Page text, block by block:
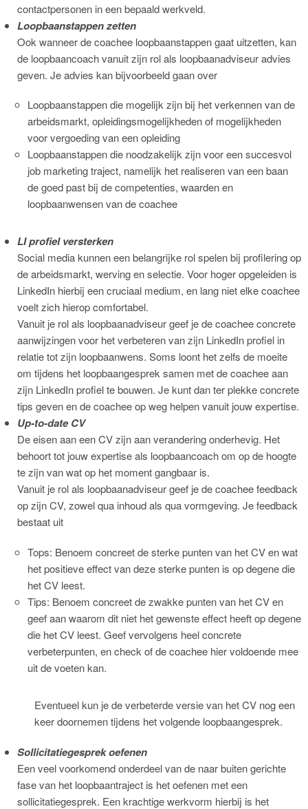
contactpersonen in een bepaald werkveld.
Loopbaanstappen zetten
Ook wanneer de coachee loopbaanstappen gaat uitzetten, kan
de loopbaancoach vanuit zijn rol als loopbaanadviseur advies
geven. Je advies kan bijvoorbeeld gaan over
Loopbaanstappen die mogelijk zijn bij het verkennen van de
arbeidsmarkt, opleidingsmogelijkheden of mogelijkheden
voor vergoeding van een opleiding
Loopbaanstappen die noodzakelijk zijn voor een succesvol
job marketing traject, namelijk het realiseren van een baan
de goed past bij de competenties, waarden en
loopbaanwensen van de coachee
LI profiel versterken
Social media kunnen een belangrijke rol spelen bij profilering op
de arbeidsmarkt, werving en selectie. Voor hoger opgeleiden is
LinkedIn hierbij een cruciaal medium, en lang niet elke coachee
voelt zich hierop comfortabel.
Vanuit je rol als loopbaanadviseur geef je de coachee concrete
aanwijzingen voor het verbeteren van zijn LinkedIn profiel in
relatie tot zijn loopbaanwens. Soms loont het zelfs de moeite
om tijdens het loopbaangesprek samen met de coachee aan
zijn LinkedIn profiel te bouwen. Je kunt dan ter plekke concrete
tips geven en de coachee op weg helpen vanuit jouw expertise.
Up-to-date CV
De eisen aan een CV zijn aan verandering onderhevig. Het
behoort tot jouw expertise als loopbaancoach om op de hoogte
te zijn van wat op het moment gangbaar is.
Vanuit je rol als loopbaanadviseur geef je de coachee feedback
op zijn CV, zowel qua inhoud als qua vormgeving. Je feedback
bestaat uit
Tops: Benoem concreet de sterke punten van het CV en wat
het positieve effect van deze sterke punten is op degene die
het CV leest.
Tips: Benoem concreet de zwakke punten van het CV en
geef aan waarom dit niet het gewenste effect heeft op degene
die het CV leest. Geef vervolgens heel concrete
verbeterpunten, en check of de coachee hier voldoende mee
uit de voeten kan.
Eventueel kun je de verbeterde versie van het CV nog een
keer doornemen tijdens het volgende loopbaangesprek.
Sollicitatiegesprek oefenen
Een veel voorkomend onderdeel van de naar buiten gerichte
fase van het loopbaantraject is het oefenen met een
sollicitatiegesprek. Een krachtige werkvorm hierbij is het